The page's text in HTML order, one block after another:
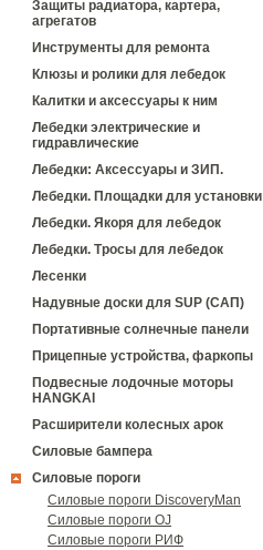
Защиты радиатора, картера,
агрегатов
Инструменты для ремонта
Клюзы и ролики для лебедок
Калитки и аксессуары к ним
Лебедки электрические и
гидравлические
Лебедки: Аксессуары и ЗИП.
Лебедки. Площадки для установки
Лебедки. Якоря для лебедок
Лебедки. Тросы для лебедок
Лесенки
Надувные доски для SUP (САП)
Портативные солнечные панели
Прицепные устройства, фаркопы
Подвесные лодочные моторы
HANGKAI
Расширители колесных арок
Силовые бампера
Силовые пороги
Силовые пороги DiscoveryMan
Силовые пороги OJ
Силовые пороги РИФ